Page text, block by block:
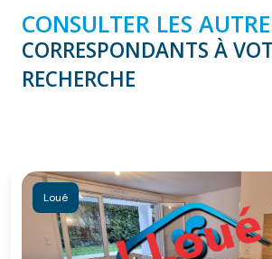
CONSULTER LES
CORRESPONDANTS À
RECHERCHE
Loué